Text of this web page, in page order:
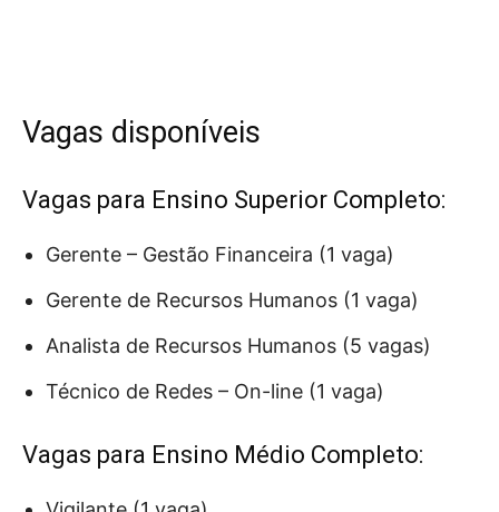
Vagas disponíveis
Vagas para Ensino Superior Completo:
Gerente – Gestão Financeira (1 vaga)
Gerente de Recursos Humanos (1 vaga)
Analista de Recursos Humanos (5 vagas)
Técnico de Redes – On-line (1 vaga)
Vagas para Ensino Médio Completo: